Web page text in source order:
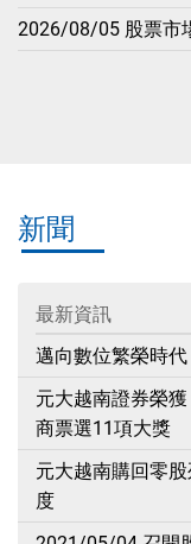
2026/08/05 股票市
新聞
最新資訊
邁向數位繁榮時代
元大越南證券榮
商票選11項大獎
元大越南購回零
度